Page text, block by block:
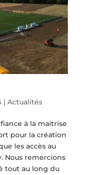
| Actualités
à la maitrise
pour la création
les accès au
Nous remercions
tout au long du